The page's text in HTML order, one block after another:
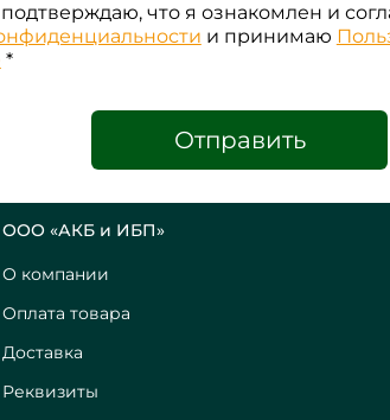
что я ознакомлен и
и принимаю
*
Отправить
ООО «АКБ и ИБП»
О компании
Оплата товара
Доставка
Реквизиты